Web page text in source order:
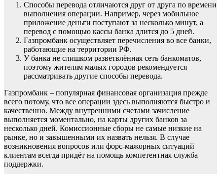
Способы перевода отличаются друг от друга по времени
выполнения операции. Например, через мобильное
приложение деньги поступают за несколько минут, а
перевод с помощью кассы банка длится до 5 дней.
Газпромбанк осуществляет перечисления во все банки,
работающие на территории РФ.
У банка не слишком разветвлённая сеть банкоматов,
поэтому жителям малых городов рекомендуется
рассматривать другие способы перевода.
Газпромбанк – популярная финансовая организация прежде
всего потому, что все операции здесь выполняются быстро и
качественно. Между внутренними счетами зачисление
выполняется моментально, на карты других банков за
несколько дней. Комиссионные сборы не самые низкие на
рынке, но и завышенными их назвать нельзя. В случае
возникновения вопросов или форс-мажорных ситуаций
клиентам всегда придёт на помощь компетентная служба
поддержки.